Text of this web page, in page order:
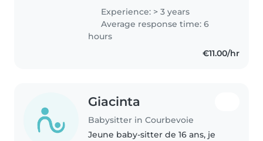
régulière avec trois filles de 2, 9
et 11 ans j’ai pu acquérir de
nombreuses compétences. Je..
Experience: > 3 years
Average response time: 6
hours
€11.00/hr
Giacinta
Babysitter in Courbevoie
Jeune baby-sitter de 16 ans, je